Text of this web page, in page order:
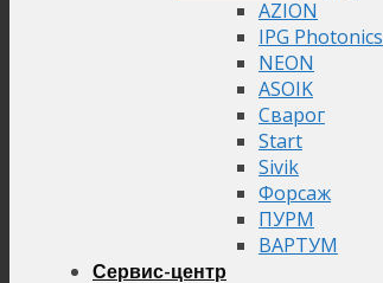
AZION
IPG Photonics
NEON
ASOIK
Сварог
Start
Sivik
Форсаж
ПУРМ
ВАРТУМ
Сервис-центр